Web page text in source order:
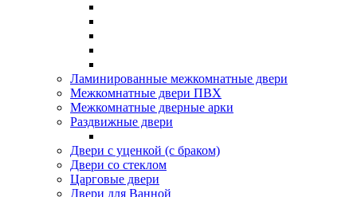
Ламинированные межкомнатные двери
Межкомнатные двери ПВХ
Межкомнатные дверные арки
Раздвижные двери
Двери с уценкой (с браком)
Двери со стеклом
Царговые двери
Двери для Ванной